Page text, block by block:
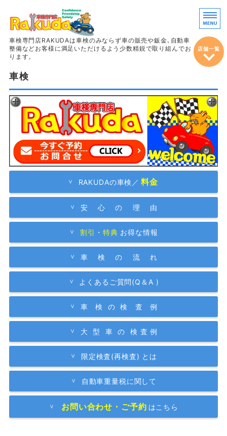
車両販売・
車検専門店RAKUDAは車検のみならず車の販売や鈑金､自動車
整備などお客様に満足いただけるよう少数精鋭で取り組んでお
ります。
ホーム
車検
整備＆定期点検
鈑金・塗装
車両販売
車検
RAKUDAの車検／ 料金
安 心 の 理 由
割引 ・ 特典 お得な情報
車 検 の 流 れ
よくあるご質問(Q＆A )
車 検 の 検 査 例
大 型 車 の 検 査 例
限定検査(再検査) とは
自動車重量税に関して
お問い合わせ・ご予約 はこちら
店舗一覧